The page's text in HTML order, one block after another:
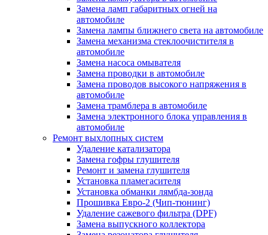
Замена ламп габаритных огней на
автомобиле
Замена лампы ближнего света на автомобиле
Замена механизма стеклоочистителя в
автомобиле
Замена насоса омывателя
Замена проводки в автомобиле
Замена проводов высокого напряжения в
автомобиле
Замена трамблера в автомобиле
Замена электронного блока управления в
автомобиле
Ремонт выхлопных систем
Удаление катализатора
Замена гофры глушителя
Ремонт и замена глушителя
Установка пламегасителя
Установка обманки лямбда-зонда
Прошивка Евро-2 (Чип-тюнинг)
Удаление сажевого фильтра (DPF)
Замена выпускного коллектора